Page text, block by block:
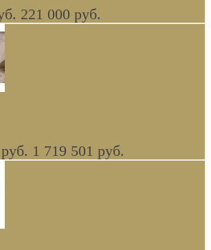
221 000 руб.
из массива дерева, светло
матовый окрас + серебро
1 719 501 руб.
аксессуары (серия) В